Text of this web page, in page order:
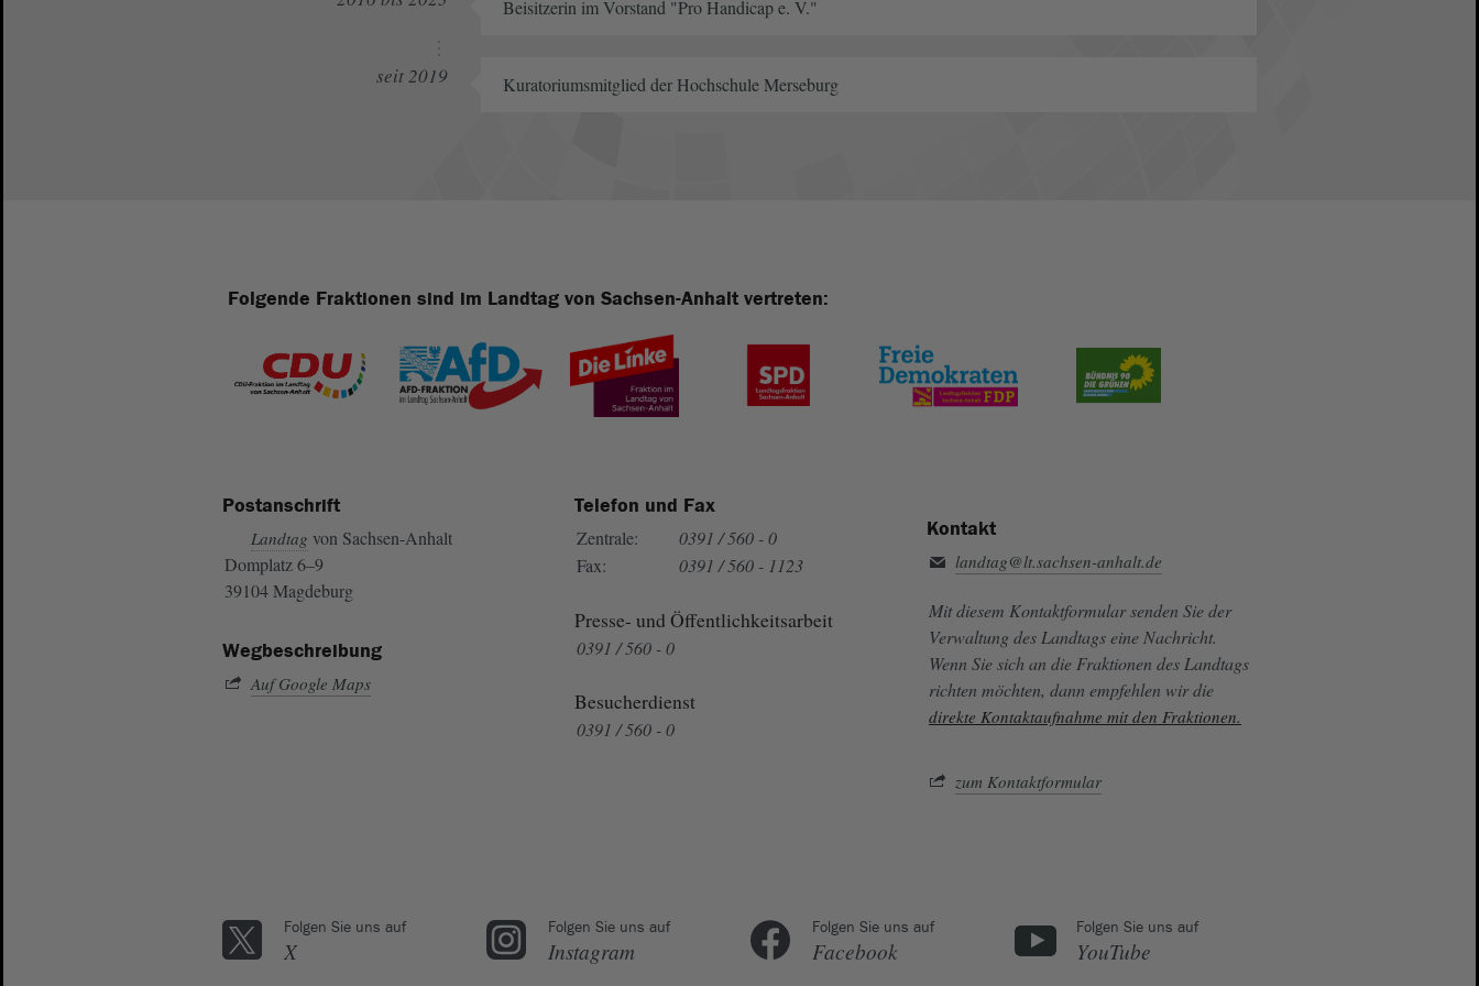
Beisitzerin im Vorstand "Pro Handicap e. V."
seit 2019 Kuratoriumsmitglied der Hochschule Merseburg
Folgende Fraktionen sind im Landtag von Sachsen-Anhalt vertreten:
Postanschrift
Landtag von Sachsen-Anhalt
Domplatz 6–9
39104 Magdeburg
Wegbeschreibung
Auf Google Maps
Telefon und Fax
Zentrale:
0391 / 560 - 0
Fax:
0391 / 560 - 1123
Presse- und Öffentlichkeitsarbeit
0391 / 560 - 0
Besucherdienst
0391 / 560 - 0
Kontakt
landtag@lt.sachsen-anhalt.de
Mit diesem Kontaktformular senden Sie der
Verwaltung des Landtags eine Nachricht.
Wenn Sie sich an die Fraktionen des Landtags
richten möchten, dann empfehlen wir die
direkte Kontaktaufnahme mit den Fraktionen.
zum Kontaktformular
Folgen Sie uns auf
X
Folgen Sie uns auf
Instagram
Folgen Sie uns auf
Facebook
Folgen Sie uns auf
YouTube